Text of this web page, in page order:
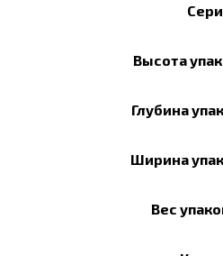
Высота
Глубина
Ширина
Вес